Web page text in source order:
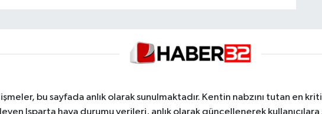
bu sayfada anlık olarak sunulmaktadır. Kentin nabzını tutan en